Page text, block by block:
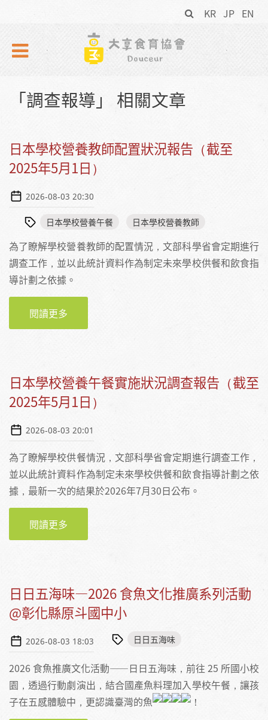
KR JP EN
搜
尋
表
「調查報導」 相關文章
日本學校營養教師配置狀況報告（截至
2025年5月1日）
2026-08-03 20:30
日本學校營養午餐 日本學校營養教師
為了瞭解學校營養教師的配置情況，文部科學省會定期進行
調查工作，並以此統計資料作為制定未來學校供餐和飲食指
導計劃之依據。
閱讀更多
2025年5月1日）
日本學校營養午餐實施狀況調查報告（截至
2025年5月1日）
2026-08-03 20:01
為了瞭解學校供餐情況，文部科學省會定期進行調查工作，
並以此統計資料作為制定未來學校供餐和飲食指導計劃之依
據，最新一次的結果於2026年7月30日公布。
閱讀更多
至2025年5月1日）
日日五海味—2026 食魚文化推廣系列活動
@彰化縣原斗國中小
2026-08-03 18:03 日日五海味
2026 食魚推廣文化活動——日日五海味，前往 25 所國小校
園，透過行動劇演出，結合國產魚料理加入學校午餐，讓孩
子在五感體驗中，更認識臺灣的魚
！